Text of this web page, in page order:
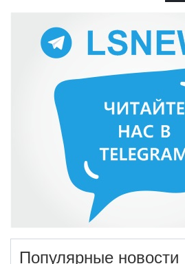
Популярные новости